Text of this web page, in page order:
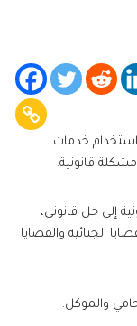
استخدام خدمات
قانونية.
إلى حل قانوني،
الجنائية والقضايا
والموكل.